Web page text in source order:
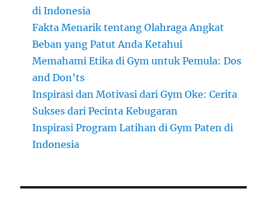
di Indonesia
Fakta Menarik tentang Olahraga Angkat
Beban yang Patut Anda Ketahui
Memahami Etika di Gym untuk Pemula: Dos
and Don’ts
Inspirasi dan Motivasi dari Gym Oke: Cerita
Sukses dari Pecinta Kebugaran
Inspirasi Program Latihan di Gym Paten di
Indonesia